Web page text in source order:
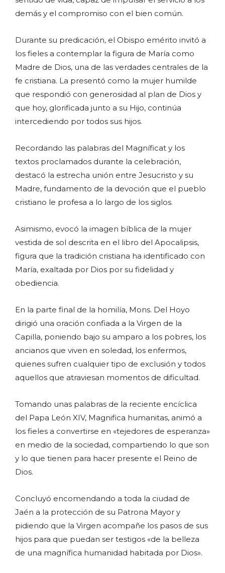
demás y el compromiso con el bien común.
Durante su predicación, el Obispo emérito invitó a
los fieles a contemplar la figura de María como
Madre de Dios, una de las verdades centrales de la
fe cristiana. La presentó como la mujer humilde
que respondió con generosidad al plan de Dios y
que hoy, glorificada junto a su Hijo, continúa
intercediendo por todos sus hijos.
Recordando las palabras del Magníficat y los
textos proclamados durante la celebración,
destacó la estrecha unión entre Jesucristo y su
Madre, fundamento de la devoción que el pueblo
cristiano le profesa a lo largo de los siglos.
Asimismo, evocó la imagen bíblica de la mujer
vestida de sol descrita en el libro del Apocalipsis,
figura que la tradición cristiana ha identificado con
María, exaltada por Dios por su fidelidad y
obediencia.
En la parte final de la homilía, Mons. Del Hoyo
dirigió una oración confiada a la Virgen de la
Capilla, poniendo bajo su amparo a los pobres, los
ancianos que viven en soledad, los enfermos,
quienes sufren cualquier tipo de exclusión y todos
aquellos que atraviesan momentos de dificultad.
Tomando unas palabras de la reciente encíclica
del Papa León XIV, Magnifica humanitas, animó a
los fieles a convertirse en «tejedores de esperanza»
en medio de la sociedad, compartiendo lo que son
y lo que tienen para hacer presente el Reino de
Dios.
Concluyó encomendando a toda la ciudad de
Jaén a la protección de su Patrona Mayor y
pidiendo que la Virgen acompañe los pasos de sus
hijos para que puedan ser testigos «de la belleza
de una magnífica humanidad habitada por Dios».